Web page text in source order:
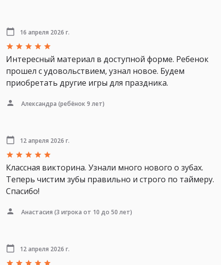
16 апреля 2026 г.
Интересный материал в доступной форме. Ребенок
прошел с удовольствием, узнал новое. Будем
приобретать другие игры для праздника.
Александра (ребёнок 9 лет)
12 апреля 2026 г.
Классная викторина. Узнали много нового о зубах.
Теперь чистим зубы правильно и строго по таймеру.
Спасибо!
Анастасия (3 игрока от 10 до 50 лет)
12 апреля 2026 г.